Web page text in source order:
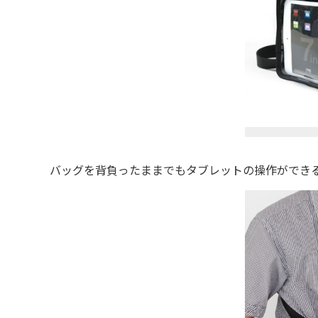
バッグを背負ったままでもタブレットの操作ができ